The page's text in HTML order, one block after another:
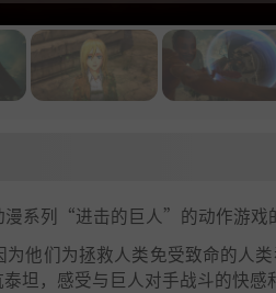
系列“进击的巨人”的动作游戏
他们为拯救人类免受致命的人
坦，感受与巨人对手战斗的快感